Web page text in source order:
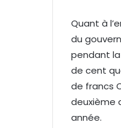
Quant à
du
pendant la
de cent
de francs
deuxième
année.